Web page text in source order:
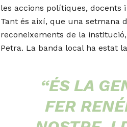
les accions polítiques,
Tant és així, que una setmana
reconeixements de la
Petra. La banda local ha estat
“ÉS LA
FER